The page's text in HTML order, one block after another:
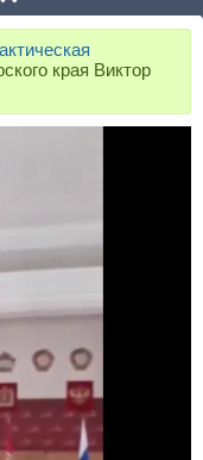
края Виктор